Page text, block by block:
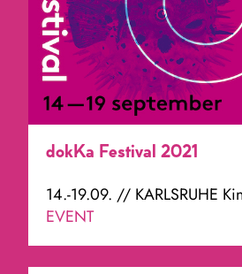
dokKa Festival 2021
14.-19.09. // KARLSRUHE
EVENT